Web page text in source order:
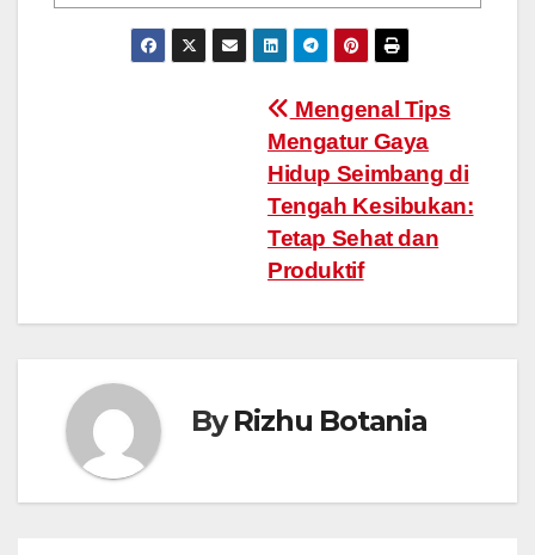
Mengenal Tips
Mengatur Gaya
Hidup Seimbang di
Tengah Kesibukan:
Tetap Sehat dan
Produktif
ByRizhu Botania